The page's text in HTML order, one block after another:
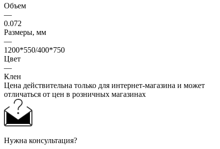
Объем
—
0.072
Размеры, мм
—
1200*550/400*750
Цвет
—
Клен
Цена действительна только для интернет-магазина и может
отличаться от цен в розничных магазинах
Нужна консультация?